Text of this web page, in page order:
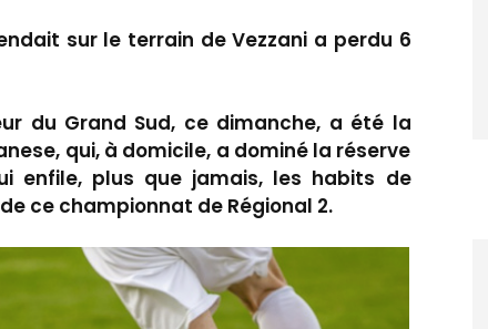
sur le terrain de Vezzani a perdu 6
du Grand Sud, ce dimanche, a été la
qui, à domicile, a dominé la réserve
enfile, plus que jamais, les habits de
ce championnat de Régional 2.